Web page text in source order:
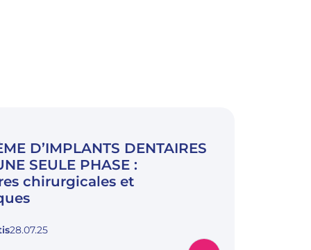
D’IMPLANTS DENTAIRES
SEULE PHASE :
chirurgicales et
28.07.25